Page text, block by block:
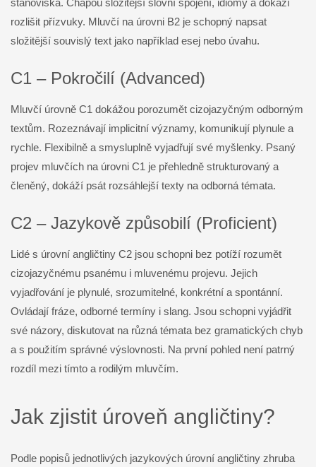
rozlišit přízvuky. Mluvčí na úrovni B2 je schopný napsat
složitější souvislý text jako například esej nebo úvahu.
C1 – Pokročilí (Advanced)
Mluvčí úrovně C1 dokážou porozumět cizojazyčným odborným
textům. Rozeznávají implicitní významy, komunikují plynule a
rychle. Flexibilně a smysluplně vyjadřují své myšlenky. Psaný
projev mluvčích na úrovni C1 je přehledně strukturovaný a
členěný, dokáží psát rozsáhlejší texty na odborná témata.
C2 – Jazykově způsobilí (Proficient)
Lidé s úrovní angličtiny C2 jsou schopni bez potíží rozumět
cizojazyčnému psanému i mluvenému projevu. Jejich
vyjadřování je plynulé, srozumitelné, konkrétní a spontánní.
Ovládají fráze, odborné termíny i slang. Jsou schopni vyjádřit
své názory, diskutovat na různá témata bez gramatických chyb
a s použitím správné výslovnosti. Na první pohled není patrný
rozdíl mezi tímto a rodilým mluvčím.
Jak zjistit úroveň angličtiny?
Podle popisů jednotlivých jazykových úrovní angličtiny zhruba